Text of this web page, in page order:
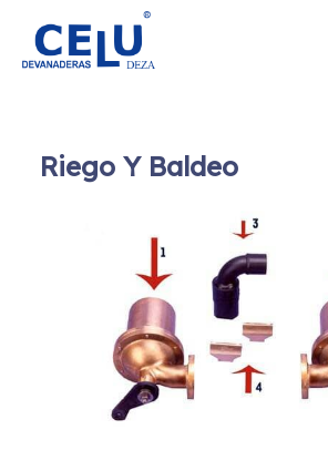
Riego Y Baldeo